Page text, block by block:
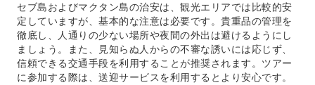
セブ島およびマクタン島の治安は、観光エリアでは比較的安
定していますが、基本的な注意は必要です。貴重品の管理を
徹底し、人通りの少ない場所や夜間の外出は避けるようにし
ましょう。また、見知らぬ人からの不審な誘いには応じず、
信頼できる交通手段を利用することが推奨されます。ツアー
に参加する際は、送迎サービスを利用するとより安心です。